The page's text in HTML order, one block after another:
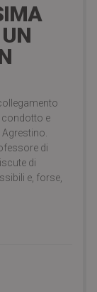
condotto e
di
di
e, forse,